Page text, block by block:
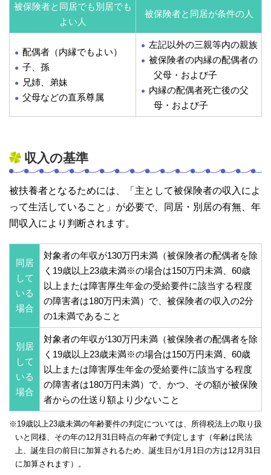
被保険者と同居でも別居でも
よい人
被保険者と同居が条件の人
配偶者（内縁でもよい）
子、孫
兄姉、弟妹
父母などの直系尊属
左記以外の三親等内の親族
被保険者の内縁の配偶者の
父母・および子
内縁の配偶者死亡後の父
母・および子
収入の基準
被扶養者となるためには、「主として被保険者の収入によ
って生活していること」が必要で、同居・別居の有無、年
間収入により判断されます。
同居
して
いる
場合
対象者の年収が130万円未満（被保険者の配偶者を除
く19歳以上23歳未満※の場合は150万円未満、60歳
以上または障害厚生年金の受給要件に該当する程度
の障害者は180万円未満）で、被保険者の収入の2分
の1未満であること
別居
して
いる
場合
対象者の年収が130万円未満（被保険者の配偶者を除
く19歳以上23歳未満※の場合は150万円未満、60歳
以上または障害厚生年金の受給要件に該当する程度
の障害者は180万円未満）で、かつ、その額が被保険
者からの仕送り額より少ないこと
※19歳以上23歳未満の年齢要件の判定については、所得税法上の取り扱
いと同様、その年の12月31日時点の年齢で判定します（年齢は民法
上、誕生日の前日に加算されるため、誕生日が1月1日の方は12月31日
に加算されます）。